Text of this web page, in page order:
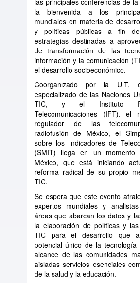
las principales conferencias de
la bienvenida a los
mundiales en materia de
y políticas públicas a fin
estrategias destinadas a
de transformación de las
información y la comunicación
el desarrollo socioeconómico.
Coorganizado por la UIT,
especializado de las Naciones
TIC, y el Instituto
Telecomunicaciones (IFT), el
regulador de las
radiofusión de México, el
sobre los Indicadores de
(SMIT) llega en un momento
México, que está iniciando
reforma radical de su propio
TIC.
Se espera que este evento
expertos mundiales y
áreas que abarcan los datos y
la elaboración de políticas y
TIC para el desarrollo que
potencial único de la
alcance de las comunidades
aisladas servicios esenciales
de la salud y la educación.